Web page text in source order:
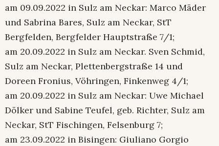
am 09.09.2022 in Sulz am Neckar: Marco Mäder
und Sabrina Bares, Sulz am Neckar, StT
Bergfelden, Bergfelder Hauptstraße 7/1;
am 20.09.2022 in Sulz am Neckar. Sven Schmid,
Sulz am Neckar, Plettenbergstraße 14 und
Doreen Fronius, Vöhringen, Finkenweg 4/1;
am 20.09.2022 in Sulz am Neckar: Uwe Michael
Dölker und Sabine Teufel, geb. Richter, Sulz am
Neckar, StT Fischingen, Felsenburg 7;
am 23.09.2022 in Bisingen: Giuliano Gorgio